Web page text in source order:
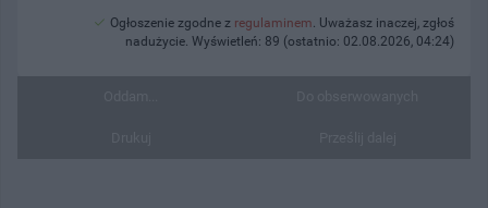
Ogłoszenie zgodne z regulaminem. Uważasz inaczej, zgłoś
nadużycie. Wyświetleń: 89 (ostatnio: 02.08.2026, 04:24)